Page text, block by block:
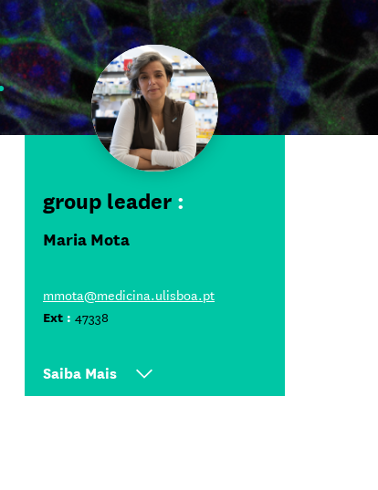
group leader :
Maria Mota
mmota@medicina.ulisboa.pt
Ext : 47338
Saiba Mais